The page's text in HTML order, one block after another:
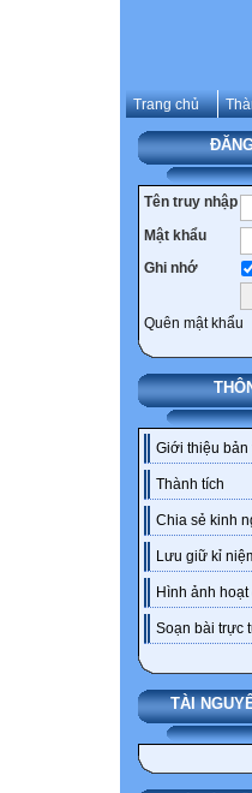
Trang chủ
Tên truy nhập
Mật khẩu
Ghi nhớ
Quên mật khẩu
Giới thiệu bản
Thành tích
Chia sẻ kinh
Lưu giữ kỉ
Hình ảnh hoạt
Soạn bài trực
TÀI